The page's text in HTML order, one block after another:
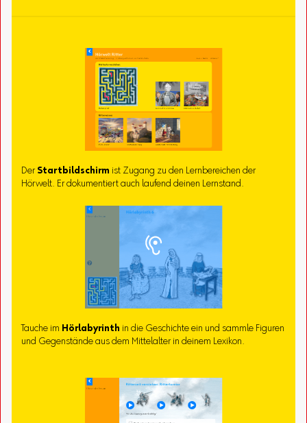
Der Startbildschirm ist Zugang zu den Lernbereichen der
Hörwelt. Er dokumentiert auch laufend deinen Lernstand.
Tauche im Hörlabyrinth in die Geschichte ein und sammle Figuren
und Gegenstände aus dem Mittelalter in deinem Lexikon.